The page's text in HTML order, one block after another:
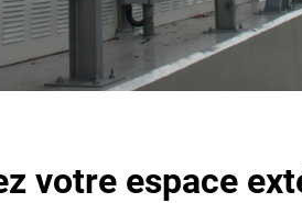
votre espace